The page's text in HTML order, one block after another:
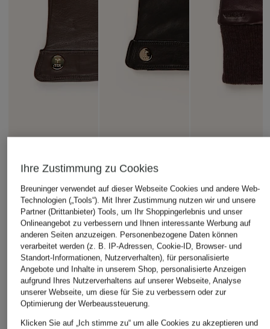
Lederhandschuhe
CHF 129
Lederhandschuhe
CHF 90 CHF 70
Ursprünglich:CHF 95
Ihre Zustimmung zu Cookies
Breuninger verwendet auf dieser Webseite Cookies und andere Web-
Technologien („Tools“). Mit Ihrer Zustimmung nutzen wir und unsere
Partner (Drittanbieter) Tools, um Ihr Shoppingerlebnis und unser
Onlineangebot zu verbessern und Ihnen interessante Werbung auf
anderen Seiten anzuzeigen. Personenbezogene Daten können
verarbeitet werden (z. B. IP-Adressen, Cookie-ID, Browser- und
Standort-Informationen, Nutzerverhalten), für personalisierte
Angebote und Inhalte in unserem Shop, personalisierte Anzeigen
aufgrund Ihres Nutzerverhaltens auf unserer Webseite, Analyse
unserer Webseite, um diese für Sie zu verbessern oder zur
Optimierung der Werbeaussteuerung.
Klicken Sie auf „Ich stimme zu“ um alle Cookies zu akzeptieren und